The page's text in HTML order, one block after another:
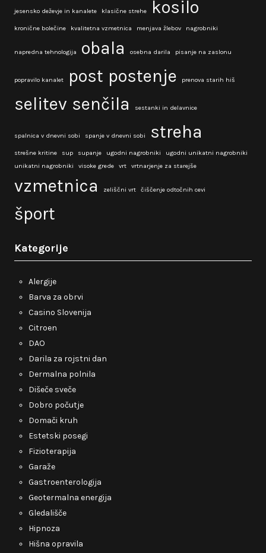
jesensko deževje in kanalete klasične strehe kosilo
kronične bolečine kvalitetna vzmetnica menjava žlebov nagrobniki
napredna tehnologija obala osebna darila pisanje na zaslonu
popravilo kanalet post postenje prenova starih hiš
selitev senčila sestanki in delavnice
spalnica v dnevni sobi spanje v dnevni sobi streha
strešne kritine sup supanje ugodni nagrobniki
ugodni unikatni nagrobniki
unikatni nagrobniki
visoke grede vrt vrtnarjenje za starejše
vzmetnica zeliščni vrt čiščenje odtočnih cevi
šport
Kategorije
Alergije
Barva za obrvi
Casino Slovenija
Citroen
DAO
Darila za rojstni dan
Dermalna polnila
Dišeče sveče
Dobro počutje
Domači kruh
Estetski posegi
Fizioterapija
Garaže
Gastroenterologija
Geotermalna energija
Gledališče
Hipnoza
Hišna opravila